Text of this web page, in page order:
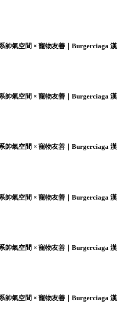
帥氣空間 × 寵物友善｜Burgerciaga 漢
帥氣空間 × 寵物友善｜Burgerciaga 漢
帥氣空間 × 寵物友善｜Burgerciaga 漢
帥氣空間 × 寵物友善｜Burgerciaga 漢
帥氣空間 × 寵物友善｜Burgerciaga 漢
帥氣空間 × 寵物友善｜Burgerciaga 漢